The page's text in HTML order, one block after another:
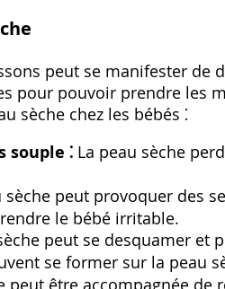
peut se manifester
pour pouvoir prendre les
sèche chez les bébés ⁚
souple ⁚ La peau sèche
sèche peut provoquer des
le bébé irritable.
peut se desquamer et
se former sur la peau